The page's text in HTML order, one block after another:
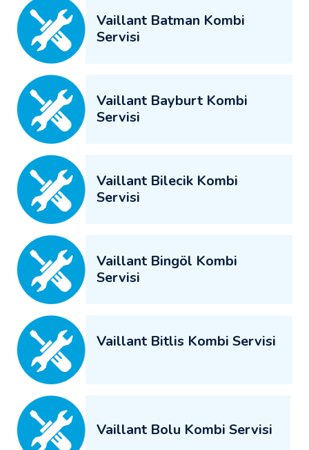
Vaillant Batman Kombi
Servisi
Vaillant Bayburt Kombi
Servisi
Vaillant Bilecik Kombi
Servisi
Vaillant Bingöl Kombi
Servisi
Vaillant Bitlis Kombi Servisi
Vaillant Bolu Kombi Servisi